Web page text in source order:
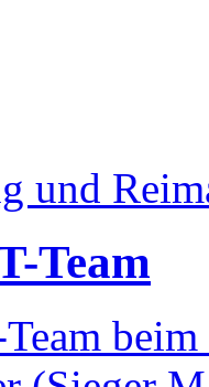
und
Team